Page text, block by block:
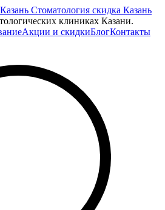
Стоматология скидка Казань
клиниках Казани.
Акции и скидкиБлогКонтакты